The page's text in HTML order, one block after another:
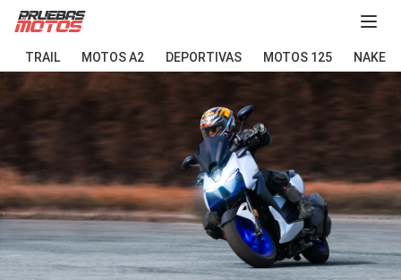
Abir
TRAIL MOTOS A2 DEPORTIVAS MOTOS 125 NAKED